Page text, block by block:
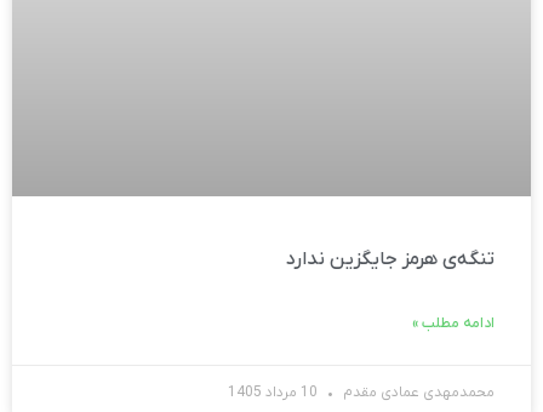
تنگه‌ی هرمز جایگزین ندارد
ادامه مطلب »
محمدمهدی عمادی مقدم